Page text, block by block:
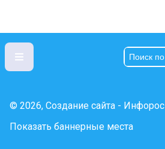
© 2026, Создание сайта - Инфорос
Показать баннерные места